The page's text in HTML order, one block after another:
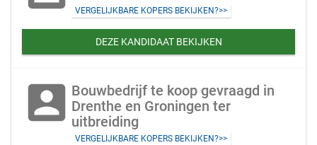
VERGELIJKBARE KOPERS BEKIJKEN?>>
DEZE KANDIDAAT BEKIJKEN
account_box Bouwbedrijf te koop gevraagd in
Drenthe en Groningen ter
uitbreiding
VERGELIJKBARE KOPERS BEKIJKEN?>>